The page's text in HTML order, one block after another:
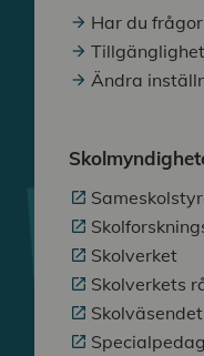
Har du
Ändra
Skolverket
Skolverkets